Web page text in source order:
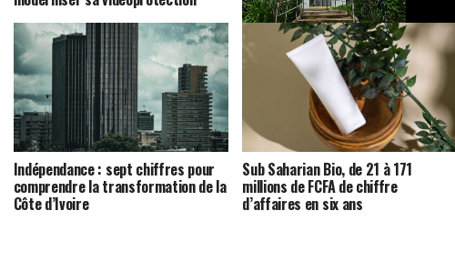
Logement : la Côte d’Ivoire mobilise
42 milliards de FCFA pour
construire 840 unités à Bouaké
Indépendance : sept chiffres pour
comprendre la transformation de la
Côte d’Ivoire
Sub Saharian Bio, de 21 à 171
millions de FCFA de chiffre
d’affaires en six ans